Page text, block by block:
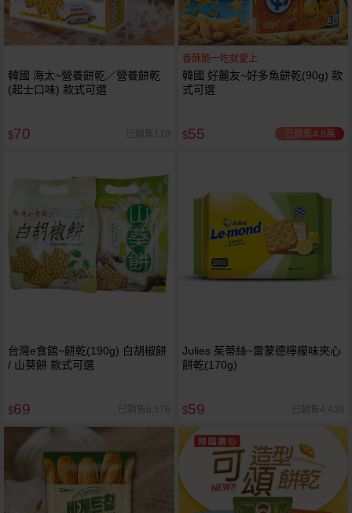
韓國 海太~營養餅乾／營養餅乾
(起士口味) 款式可選
$70 已銷售118
香酥脆一吃就愛上
韓國 好麗友~好多魚餅乾(90g) 款
式可選
$55 已銷售4.8萬
台灣e食館~餅乾(190g) 白胡椒餅
/ 山葵餅 款式可選
$69 已銷售6,576
Julies 茱蒂絲~雷蒙德檸檬味夾心
餅乾(170g)
$59 已銷售4,430